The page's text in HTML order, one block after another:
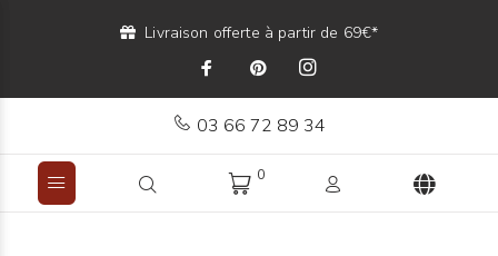
Livraison offerte à partir de 69€*
03 66 72 89 34
0